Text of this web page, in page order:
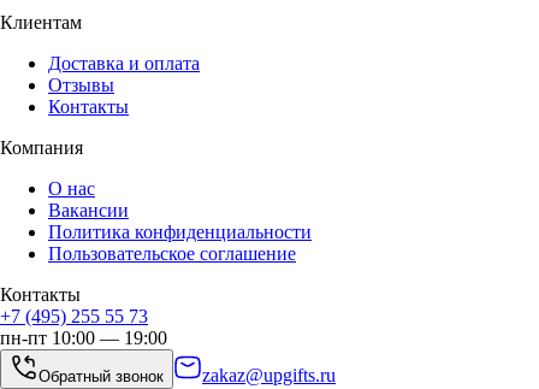
Клиентам
Доставка и оплата
Отзывы
Контакты
Компания
О нас
Вакансии
Политика конфиденциальности
Пользовательское соглашение
Контакты
+7 (495) 255 55 73
пн-пт 10:00 — 19:00
Обратный звонок
zakaz@upgifts.ru